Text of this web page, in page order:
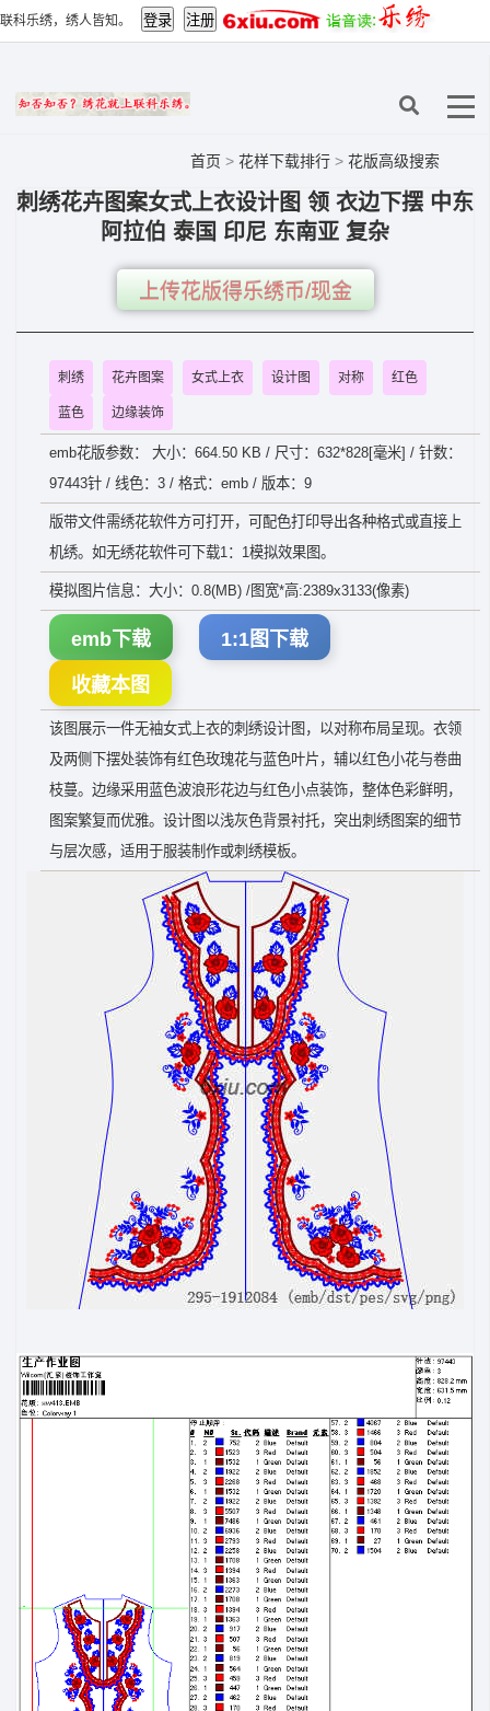
联科乐绣，绣人皆知。
首页 > 花样下载排行 > 花版高级搜索
刺绣花卉图案女式上衣设计图 领 衣边下摆 中东
阿拉伯 泰国 印尼 东南亚 复杂
上传花版得乐绣币/现金
刺绣 花卉图案 女式上衣 设计图 对称 红色
蓝色 边缘装饰
emb花版参数： 大小：664.50 KB / 尺寸：632*828[毫米] / 针数：
97443针 / 线色：3 / 格式：emb / 版本：9
版带文件需绣花软件方可打开，可配色打印导出各种格式或直接上
机绣。如无绣花软件可下载1：1模拟效果图。
模拟图片信息：大小：0.8(MB) /图宽*高:2389x3133(像素)
emb下载 1:1图下载
收藏本图
该图展示一件无袖女式上衣的刺绣设计图，以对称布局呈现。衣领
及两侧下摆处装饰有红色玫瑰花与蓝色叶片，辅以红色小花与卷曲
枝蔓。边缘采用蓝色波浪形花边与红色小点装饰，整体色彩鲜明，
图案繁复而优雅。设计图以浅灰色背景衬托，突出刺绣图案的细节
与层次感，适用于服装制作或刺绣模板。